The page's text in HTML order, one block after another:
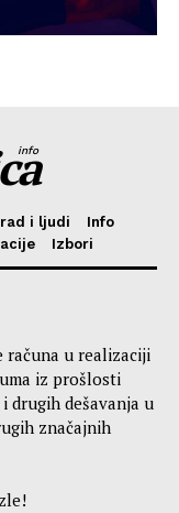
info
i ljudi
Info
Izbori
računa u realizaciji
iz prošlosti
drugih dešavanja u
značajnih